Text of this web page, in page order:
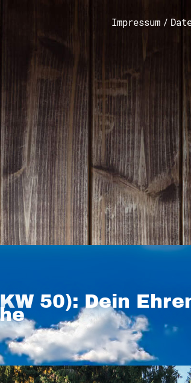
Herzenssache
Impressum /
50): Dein